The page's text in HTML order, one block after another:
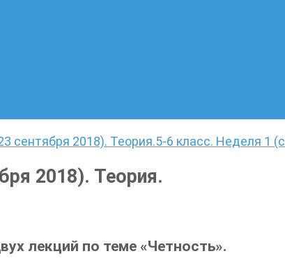
сентября 2018). Теория.5-6 класс. Неделя 1
2018). Теория.
лекций по теме «Четность».